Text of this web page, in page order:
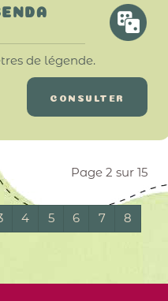
de légende.
CONSULTER
Page 2 sur 15
4 5 6 7
8